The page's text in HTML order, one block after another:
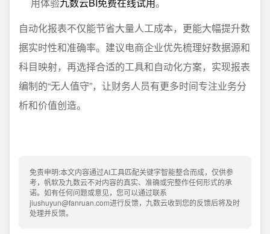
自动化报表不仅能节省大量人工成本，更能大幅提升数
据实时性和准确率。建议电商企业优先梳理好数据源和
科目映射，再选择合适的工具和自动化方案，实现报表
编制的“无人值守”，让财务人员有更多时间专注业务分
析和价值创造。
免责申明:本文内容通过AI工具匹配关键字智能整合而成，仅供参
考，帆软及九数云不对内容的真实、准确或完整作任何形式的承
诺。如有任何问题或意见，您可以通过联系
jiushuyun@fanruan.com进行反馈，九数云收到您的反馈后将及时
处理并反馈。